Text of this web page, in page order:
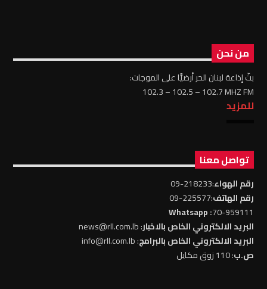
من نحن
بثّ إذاعة لبنان الحر أرضيًّا على الموجات:
102.3 – 102.5 – 102.7 MHZ FM
للمزيد
تواصل معنا
رقم الهواء:218233-09
رقم الهاتف:225577-09
70-959111
: Whatsapp
البريد الالكتروني الخاص بالاخبار: news@rll.com.lb
البريد الالكتروني الخاص بالبرامج: info@rll.com.lb
ص.ب: 110 زوق مكايل